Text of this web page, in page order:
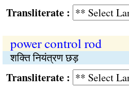
:
power control rod
शक्ति नियंत्रण छड़
: